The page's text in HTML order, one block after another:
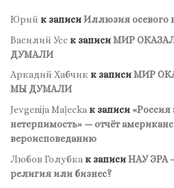
Юрий к записиИллюзия осевого
Василий Усс к записиМИР
ДУМАЛИ
Аркадий Хабчик к записиМИР
МЫ ДУМАЛИ
Jevgenija Maļecka к записи«Россия
нетерпимость» — отчёт
вероисповеданию
Любов Голубка к записиНАУ ЭРА
религия или бизнес?